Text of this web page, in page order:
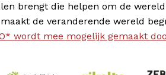
brengt die helpen om de
de veranderende wereld
wordt mee mogelijk gemaakt